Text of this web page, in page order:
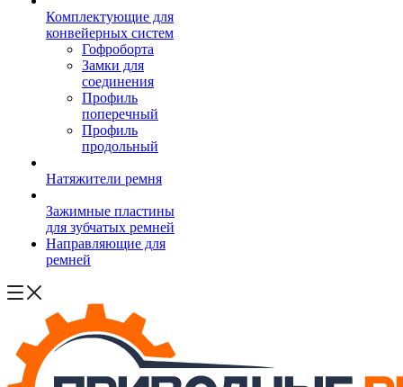
Комплектующие для
конвейерных систем
Гофроборта
Замки для
соединения
Профиль
поперечный
Профиль
продольный
Натяжители ремня
Зажимные пластины
для зубчатых ремней
Направляющие для
ремней